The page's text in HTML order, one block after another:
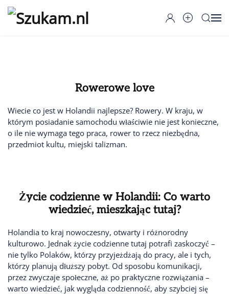
Przejdź do głównej treści
Rowerowe love
Wiecie co jest w Holandii najlepsze? Rowery. W kraju, w
którym posiadanie samochodu właściwie nie jest konieczne,
o ile nie wymaga tego praca, rower to rzecz niezbędna,
przedmiot kultu, miejski talizman.
Życie codzienne w Holandii: Co warto
wiedzieć, mieszkając tutaj?
Holandia to kraj nowoczesny, otwarty i różnorodny
kulturowo. Jednak życie codzienne tutaj potrafi zaskoczyć –
nie tylko Polaków, którzy przyjeżdżają do pracy, ale i tych,
którzy planują dłuższy pobyt. Od sposobu komunikacji,
przez zwyczaje społeczne, aż po praktyczne rozwiązania –
warto wiedzieć, jak wygląda codzienność, aby szybciej się